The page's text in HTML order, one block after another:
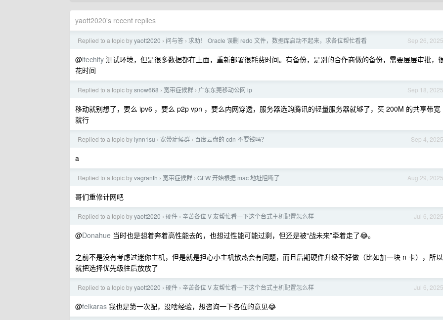
yaott2020's recent replies
Sep 26, 2025
Replied to a topic byyaott2020 › 问与答 › 求助！ Oracle 误删 redo 文件，数据库启动不起来，求各位帮忙看看
@itechify 测试环境，但是很多数据都在上面，重新部署很耗费时间。有备份，是别的合作商做的备份，需要层层审批，
花时间
Sep 18, 2025
Replied to a topic bysnow668 › 宽带症候群 › 广东东莞移动公网 ip
移动就别想了，要么 ipv6 ，要么 p2p vpn ，要么内网穿透，服务器选购腾讯的轻量服务器就够了，买 200M 的共享带宽
就行
Sep 4, 2025
Replied to a topic by lynn1su › 宽带症候群 › 百度云盘的 cdn 不要钱吗？
a
Aug 29, 2025
Replied to a topic byvagranth › 宽带症候群 › GFW 开始根据 mac 地址阻断了
哥们重修计网吧
Jul 6, 2025
Replied to a topic byyaott2020 › 硬件 › 辛苦各位 V 友帮忙看一下这个台式主机配置怎么样
@Donahue 当时也是想着奔着高性能去的，也想过性能可能过剩，但还是被“战未来”牵着走了😂。
之前不是没有考虑过迷你主机，但是就是担心小主机散热会有问题，而且后期硬件升级不好做（比如加一块 n 卡），所以
就把选择优先级往后放放了
Jul 6, 2025
Replied to a topic byyaott2020 › 硬件 › 辛苦各位 V 友帮忙看一下这个台式主机配置怎么样
@feikaras 我也是第一次配，没啥经验，想咨询一下各位的意见😂